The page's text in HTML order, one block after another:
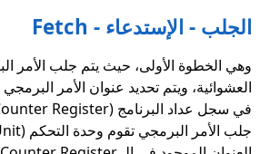
الجلب - الإستدعاء - Fetch
وهي الخطوة الأولى، حيث يتم جلب الأمر
العشوائية، ويتم تحديد عنوان الأمر